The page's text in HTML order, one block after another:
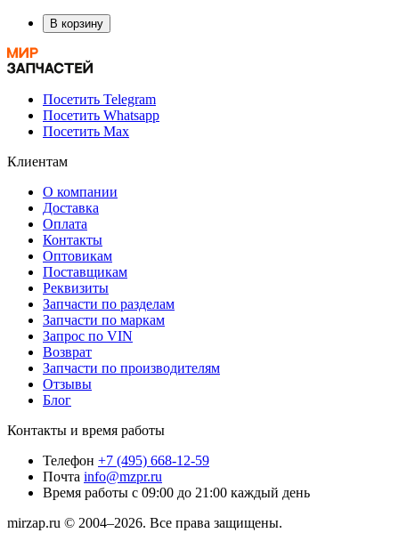
В корзину
Посетить Telegram
Посетить Whatsapp
Посетить Max
Клиентам
О компании
Доставка
Оплата
Контакты
Оптовикам
Поставщикам
Реквизиты
Запчасти по разделам
Запчасти по маркам
Запрос по VIN
Возврат
Запчасти по производителям
Отзывы
Блог
Контакты и время работы
Телефон +7 (495) 668-12-59
Почта info@mzpr.ru
Время работы с 09:00 до 21:00 каждый день
mirzap.ru © 2004–2026. Все права защищены.